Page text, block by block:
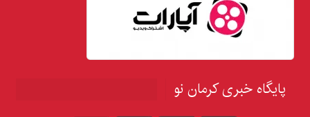
پایگاه خبری کرمان نو